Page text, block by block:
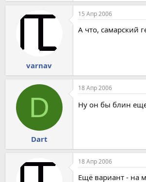
varnav
15 Апр 2006
А что, самарский
D
Dart
18 Апр 2006
Ну он бы блин
18 Апр 2006
Ещё вариант - на